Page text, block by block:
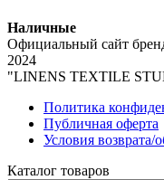
Наличные
Официальный сайт
2024
"LINENS TEXTILE
Политика
Публичная оферта
Условия возврата/
Каталог товаров